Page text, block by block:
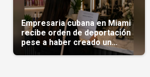
Empresaria cubana en Miami
recibe orden de deportación
pese a haber creado un